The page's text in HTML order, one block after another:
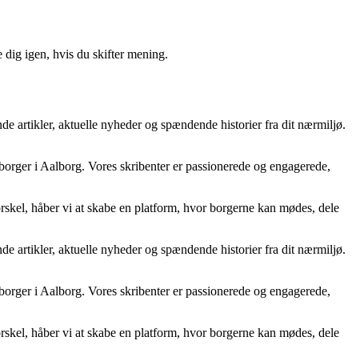
dig igen, hvis du skifter mening.
artikler, aktuelle nyheder og spændende historier fra dit nærmiljø.
i Aalborg. Vores skribenter er passionerede og engagerede,
håber vi at skabe en platform, hvor borgerne kan mødes, dele
artikler, aktuelle nyheder og spændende historier fra dit nærmiljø.
i Aalborg. Vores skribenter er passionerede og engagerede,
håber vi at skabe en platform, hvor borgerne kan mødes, dele